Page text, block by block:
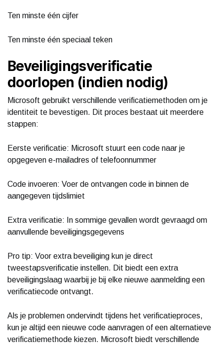
Ten minste één cijfer
Ten minste één speciaal teken
Beveiligingsverificatie
doorlopen (indien nodig)
Microsoft gebruikt verschillende verificatiemethoden om je
identiteit te bevestigen. Dit proces bestaat uit meerdere
stappen:
Eerste verificatie: Microsoft stuurt een code naar je
opgegeven e-mailadres of telefoonnummer
Code invoeren: Voer de ontvangen code in binnen de
aangegeven tijdslimiet
Extra verificatie: In sommige gevallen wordt gevraagd om
aanvullende beveiligingsgegevens
Pro tip: Voor extra beveiliging kun je direct
tweestapsverificatie instellen. Dit biedt een extra
beveiligingslaag waarbij je bij elke nieuwe aanmelding een
verificatiecode ontvangt.
Als je problemen ondervindt tijdens het verificatieproces,
kun je altijd een nieuwe code aanvragen of een alternatieve
verificatiemethode kiezen. Microsoft biedt verschillende